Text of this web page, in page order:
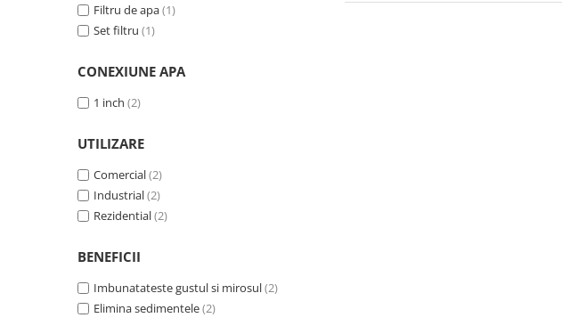
Filtre Casnice
Cartuse clasice 10"
Cartuse Big Blue 10"
Cartuse Big Blue 20"
Seturi de cartuse
Membrane osmoza inversa
Membrana Ultrafiltrare
Cartuse In-Line
Filtru de apa(1)
Set filtru (1)
CONEXIUNE APA
1 inch (2)
UTILIZARE
Comercial(2)
Industrial(2)
Rezidential(2)
BENEFICII
Imbunatateste gustul si mirosul(2)
Elimina sedimentele(2)